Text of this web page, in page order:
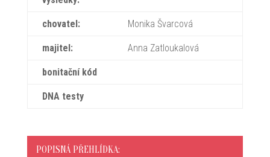
chovatel: Monika Švarcová
majitel: Anna Zatloukalová
bonitační kód
DNA testy
POPISNÁ PŘEHLÍDKA: